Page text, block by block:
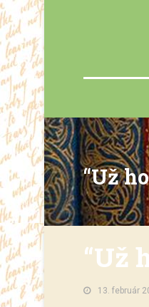
“Už
“Už
13. február